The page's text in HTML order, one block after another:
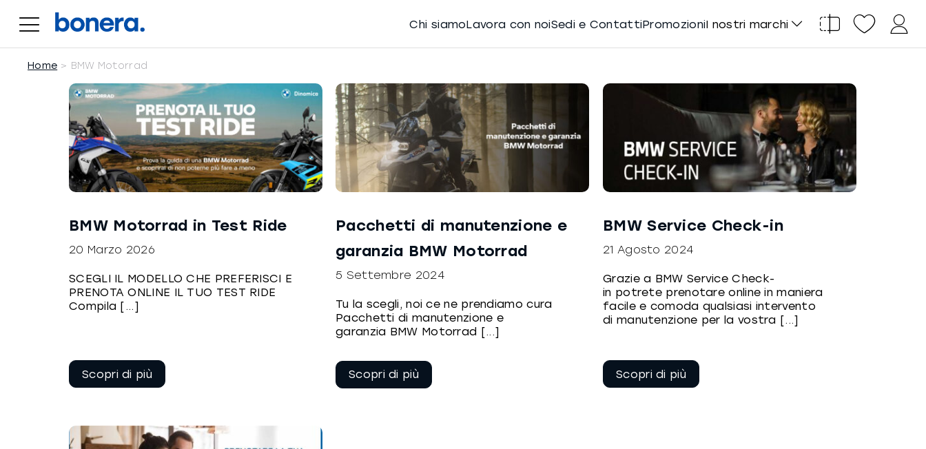
contenuto
Chi siamoLavora con noiSedi e ContattiPromozioniI nostri marchi
Home BMW Motorrad
BMW Motorrad in Test Ride
20 Marzo 2026
SCEGLI IL MODELLO CHE PREFERISCI E
PRENOTA ONLINE IL TUO TEST RIDE
Compila [...]
Continua a
leggere
Pacchetti di manutenzione e
garanzia BMW Motorrad
5 Settembre 2024
Tu la scegli, noi ce ne prendiamo cura
Pacchetti di manutenzione e
garanzia BMW Motorrad [...]
Continua a
leggere
BMW Service Check-in
21 Agosto 2024
Grazie a BMW Service Check-
in potrete prenotare online in maniera
facile e comoda qualsiasi intervento
di manutenzione per la vostra [...]
Continua a
leggere